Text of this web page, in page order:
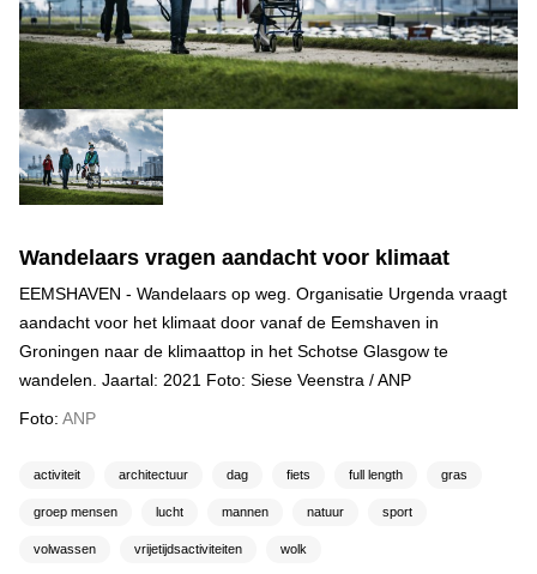
Wandelaars vragen aandacht voor klimaat
EEMSHAVEN - Wandelaars op weg. Organisatie Urgenda vraagt
aandacht voor het klimaat door vanaf de Eemshaven in
Groningen naar de klimaattop in het Schotse Glasgow te
wandelen. Jaartal: 2021 Foto: Siese Veenstra / ANP
Foto: ANP
activiteit architectuur dag fiets full length gras
groep mensen lucht mannen natuur sport
volwassen vrijetijdsactiviteiten wolk